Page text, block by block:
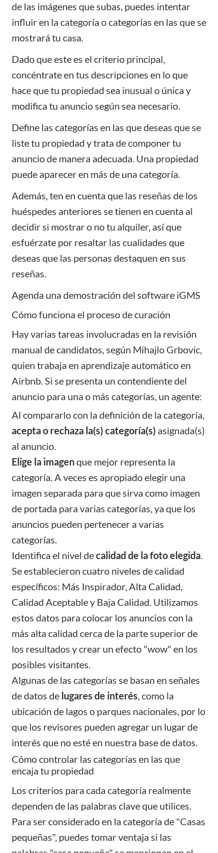
de las imágenes que subas, puedes intentar
influir en la categoría o categorías en las que se
mostrará tu casa.
Dado que este es el criterio principal,
concéntrate en tus descripciones en lo que
hace que tu propiedad sea inusual o única y
modifica tu anuncio según sea necesario.
Define las categorías en las que deseas que se
liste tu propiedad y trata de componer tu
anuncio de manera adecuada. Una propiedad
puede aparecer en más de una categoría.
Además, ten en cuenta que las reseñas de los
huéspedes anteriores se tienen en cuenta al
decidir si mostrar o no tu alquiler, así que
esfuérzate por resaltar las cualidades que
deseas que las personas destaquen en sus
reseñas.
Agenda una demostración del software iGMS
Cómo funciona el proceso de curación
Hay varias tareas involucradas en la revisión
manual de candidatos, según Mihajlo Grbovic,
quien trabaja en aprendizaje automático en
Airbnb. Si se presenta un contendiente del
anuncio para una o más categorías, un agente:
Al compararlo con la definición de la categoría,
acepta o rechaza la(s) categoría(s) asignada(s)
al anuncio.
Elige la imagenque mejor representa la
categoría. A veces es apropiado elegir una
imagen separada para que sirva como imagen
de portada para varias categorías, ya que los
anuncios pueden pertenecer a varias
categorías.
Identifica el nivel decalidad de la foto elegida.
Se establecieron cuatro niveles de calidad
específicos: Más Inspirador, Alta Calidad,
Calidad Aceptable y Baja Calidad. Utilizamos
estos datos para colocar los anuncios con la
más alta calidad cerca de la parte superior de
los resultados y crear un efecto "wow" en los
posibles visitantes.
Algunas de las categorías se basan en señales
de datos de lugares de interés, como la
ubicación de lagos o parques nacionales, por lo
que los revisores pueden agregar un lugar de
interés que no esté en nuestra base de datos.
Cómo controlar las categorías en las que
encaja tu propiedad
Los criterios para cada categoría realmente
dependen de las palabras clave que utilices.
Para ser considerado en la categoría de "Casas
pequeñas", puedes tomar ventaja si las